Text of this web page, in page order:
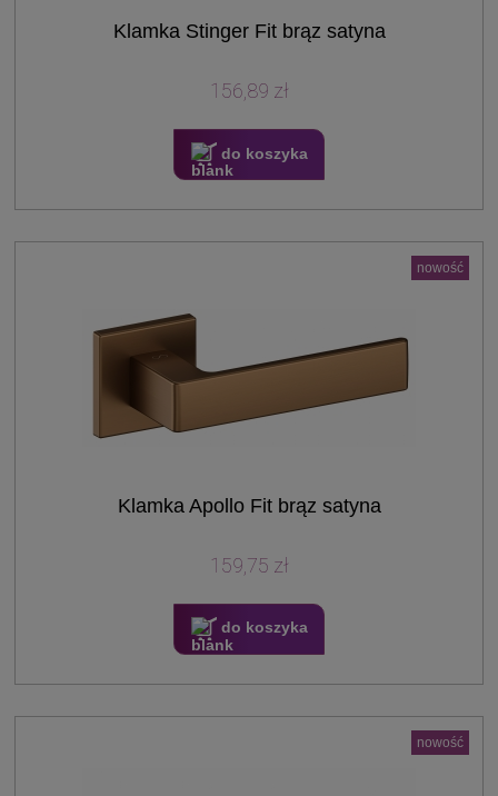
Klamka Stinger Fit brąz satyna
156,89 zł
do koszyka
Klamka Apollo Fit brąz satyna
159,75 zł
do koszyka
nowość
nowość